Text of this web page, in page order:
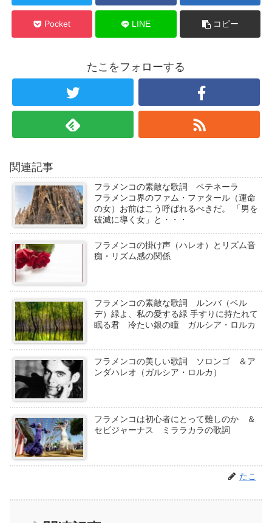
Pocket LINE コピー
たこをフォローする
関連記事
フラメンコの素敵な歌詞 ペテネーラ
フラメンコ界のファム・ファタール（運命
の女）お前はこう呼ばれるべきだ。 「男を
破滅に導く女」と・・・
フラメンコの掛け声（ハレオ）とリズム音
痴・リズム感の関係
フラメンコの素敵な歌詞 ルンバ（ベル
デ）緑よ、私の愛する緑 手すりに持たれて
眠る君 冷たい銀の瞳 ガルシア・ロルカ
フラメンコの美しい歌詞 ソロンゴ ＆ア
ンダハレオ（ガルシア・ロルカ）
フラメンコは初心者にとって難しのか ＆
セビジャーナス ミララカラの歌詞
たこ